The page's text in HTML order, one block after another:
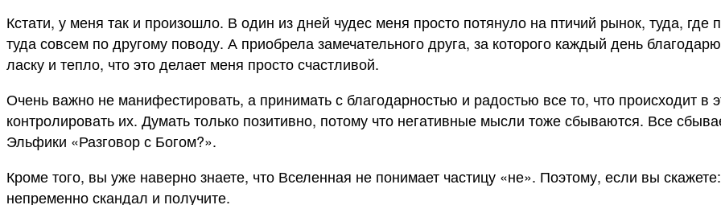
Кстати, у меня так и произошло. В один из дней чудес меня просто потянуло на птичий рынок, туда,
туда совсем по другому поводу. А приобрела замечательного друга, за которого каждый день
ласку и тепло, что это делает меня просто счастливой.
Очень важно не манифестировать, а принимать с благодарностью и радостью все то, что происходит
контролировать их. Думать только позитивно, потому что негативные мысли тоже сбываются. Все
Эльфики «Разговор с Богом?».
Кроме того, вы уже наверно знаете, что Вселенная не понимает частицу «не». Поэтому, если вы
непременно скандал и получите.